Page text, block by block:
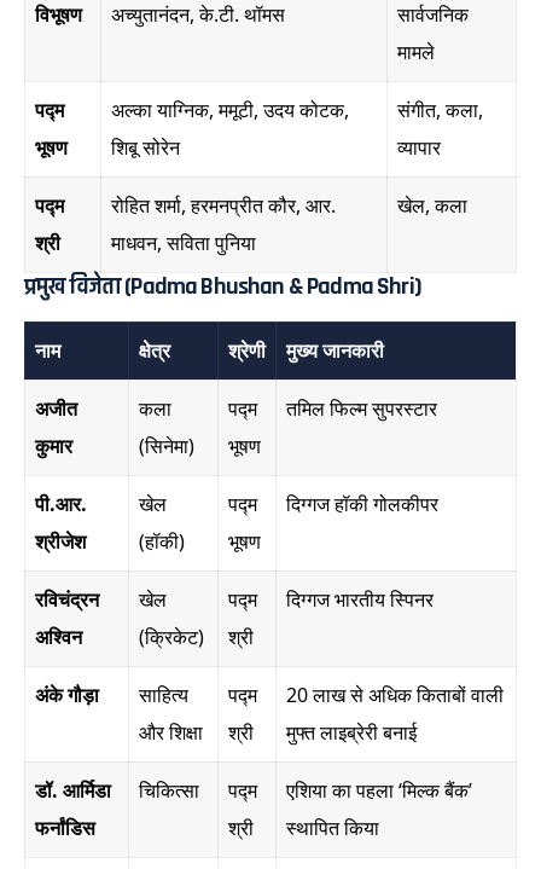
विभूषण
अच्युतानंदन, के.टी. थॉमस
सार्वजनिक
मामले
पद्म
भूषण
अल्का याग्निक, ममूटी, उदय कोटक,
शिबू सोरेन
संगीत, कला,
व्यापार
पद्म
श्री
रोहित शर्मा, हरमनप्रीत कौर, आर.
माधवन, सविता पुनिया
खेल, कला
प्रमुख विजेता (Padma Bhushan & Padma Shri)
नाम क्षेत्र श्रेणी मुख्य जानकारी
अजीत
कुमार
कला
(सिनेमा)
पद्म
भूषण
तमिल फिल्म सुपरस्टार
पी.आर.
श्रीजेश
खेल
(हॉकी)
पद्म
भूषण
दिग्गज हॉकी गोलकीपर
रविचंद्रन
अश्विन
खेल
(क्रिकेट)
पद्म
श्री
दिग्गज भारतीय स्पिनर
अंके गौड़ा
साहित्य
और शिक्षा
पद्म
श्री
20 लाख से अधिक किताबों वाली
मुफ्त लाइब्रेरी बनाई
डॉ. आर्मिडा
फर्नांडिस
चिकित्सा
पद्म
श्री
एशिया का पहला ‘मिल्क बैंक’
स्थापित किया